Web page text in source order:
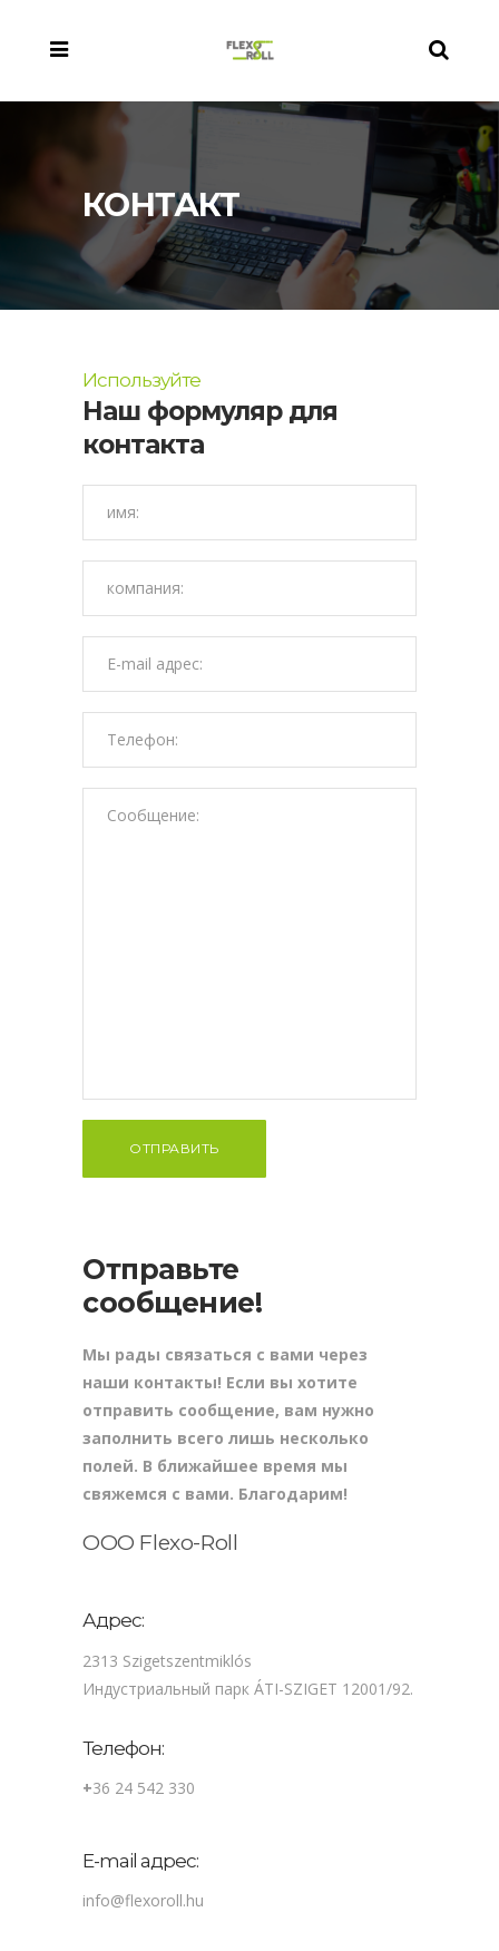
КОНТАКТ
Используйте
Наш формуляр для
контакта
Отправьте
сообщение!
Мы рады связаться с вами через
наши контакты! Если вы хотите
отправить сообщение, вам нужно
заполнить всего лишь несколько
полей. В ближайшее время мы
свяжемся с вами. Благодарим!
ООО Flexo-Roll
Адрес:
2313 Szigetszentmiklós
Индустриальный парк ÁTI-SZIGET 12001/92.
Телефон:
+36 24 542 330
E-mail адрес:
info@flexoroll.hu